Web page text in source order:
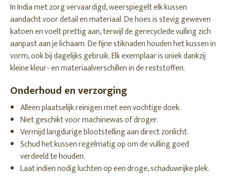
In India met zorg vervaardigd, weerspiegelt elk kussen
aandacht voor detail en materiaal. De hoes is stevig geweven
katoen en voelt prettig aan, terwijl de gerecyclede vulling zich
aanpast aan je lichaam. De fijne stiknaden houden het kussen in
vorm, ook bij dagelijks gebruik. Elk exemplaar is uniek dankzij
kleine kleur- en materiaalverschillen in de reststoffen.
Onderhoud en verzorging
Alleen plaatselijk reinigen met een vochtige doek.
Niet geschikt voor machinewas of droger.
Vermijd langdurige blootstelling aan direct zonlicht.
Schud het kussen regelmatig op om de vulling goed
verdeeld te houden.
Laat indien nodig luchten op een droge, schaduwrijke plek.